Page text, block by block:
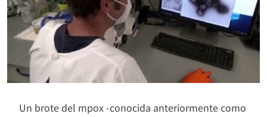
Un brote del mpox-conocida anteriormente como